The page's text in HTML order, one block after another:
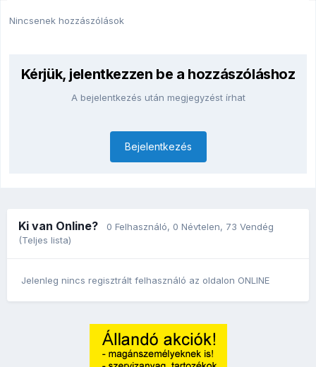
Nincsenek hozzászólások
Kérjük, jelentkezzen be a hozzászóláshoz
A bejelentkezés után megjegyzést írhat
Bejelentkezés
Ki van Online? 0 Felhasználó, 0 Névtelen, 73 Vendég
(Teljes lista)
Jelenleg nincs regisztrált felhasználó az oldalon ONLINE